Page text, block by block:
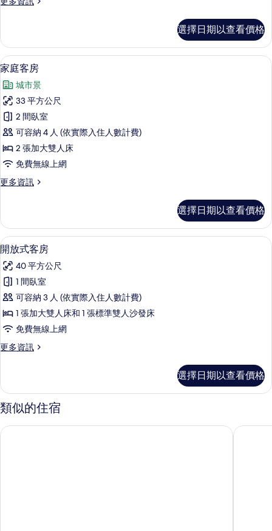
有
片
公
寓
的
詳
情
選擇日期以查看價格
顯
示
家
庭
客
房
的
有
片
家庭客房 | 高級寢具、客房內保險箱
9
家庭客房
城市景
33 平方公尺
2 間臥室
可容納 4 人 (依實際入住人數計費)
2 張加大雙人床
免費無線上網
更多資訊
更
客
房
的
詳
情
選擇日期以查看價格
顯
示
開
放
式
客
的
有
相
片
開放式客房 | 高級寢具、客房內保險
8
開放式客房
40 平方公尺
1 間臥室
可容納 3 人 (依實際入住人數計費)
1 張加大雙人床和 1 張標準雙人沙發床
免費無線上網
更多資訊
更
式
客
房
詳
選擇日期以查看價格
類似的住宿
利摩日中央車站英式 Spa 飯店 利摩日